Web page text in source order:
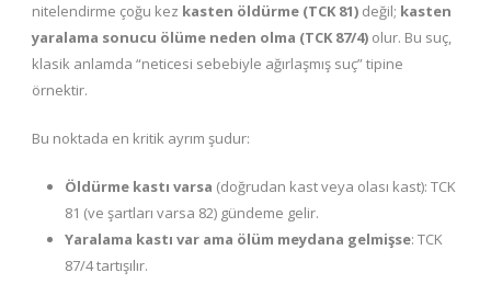
nitelendirme çoğu kez kasten öldürme (TCK 81) değil; kasten
yaralama sonucu ölüme neden olma (TCK 87/4) olur. Bu suç,
klasik anlamda “neticesi sebebiyle ağırlaşmış suç” tipine
örnektir.
Bu noktada en kritik ayrım şudur:
Öldürme kastı varsa (doğrudan kast veya olası kast): TCK
81 (ve şartları varsa 82) gündeme gelir.
Yaralama kastı var ama ölüm meydana gelmişse: TCK
87/4 tartışılır.